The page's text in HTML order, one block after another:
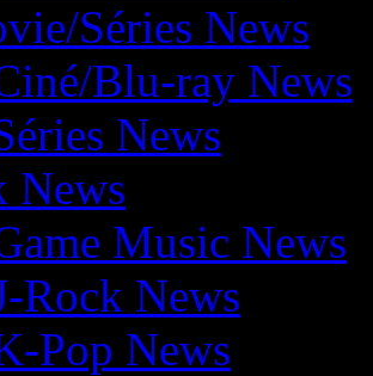
Séries News
Blu-ray News
News
News
Music News
Rock News
Pop News